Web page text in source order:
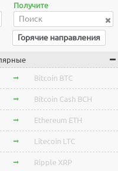
Получите
Горячие направления
Bitcoin BTC
Bitcoin Cash BCH
Ethereum ETH
Litecoin LTC
Ripple XRP